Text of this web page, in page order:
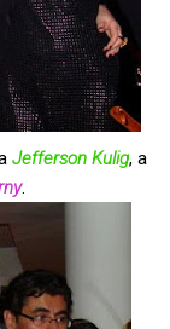
Jefferson Kulig, a
.